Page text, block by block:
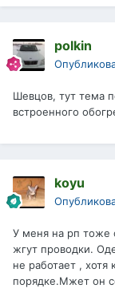
polkin
Шевцов, тут тема
встроенного
koyu
У меня на рп тоже
жгут проводки.
не работает ,
порядке.Мжет он